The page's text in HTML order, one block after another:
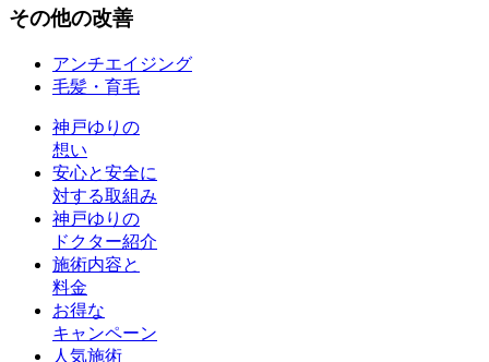
その他の改善
アンチエイジング
毛髪・育毛
神戸ゆりの
想い
安心と安全に
対する取組み
神戸ゆりの
ドクター紹介
施術内容と
料金
お得な
キャンペーン
人気施術